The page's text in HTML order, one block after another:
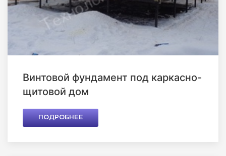
Винтовой фундамент под каркасно-
щитовой дом
ПОДРОБНЕЕ